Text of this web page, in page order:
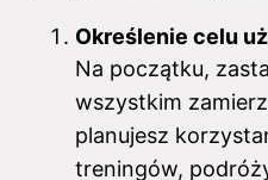
Określenie celu
Na początku,
wszystkim
planujesz
treningów,